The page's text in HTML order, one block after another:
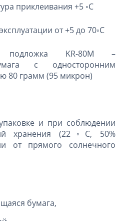
приклеивания +5 ◦С
от +5 до 70◦С
подложка KR-80M –
с односторонним
80 грамм (95 микрон)
и при соблюдении
хранения (22◦С, 50%
от прямого солнечного
бумага,